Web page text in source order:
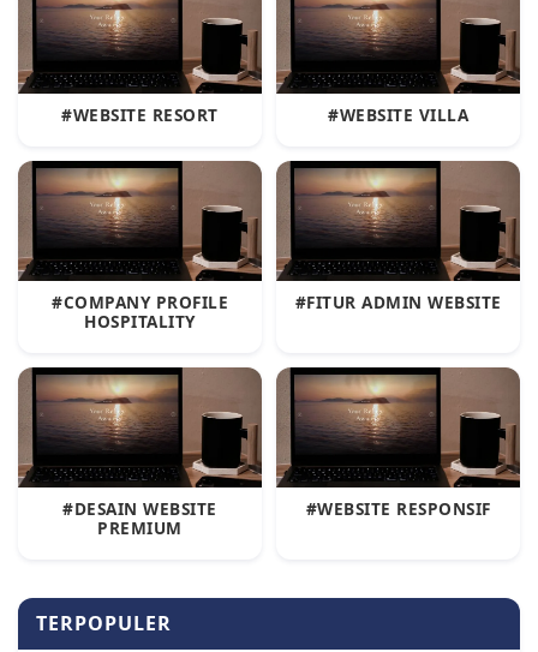
#WEBSITE RESORT #WEBSITE VILLA
#COMPANY PROFILE
HOSPITALITY
#FITUR ADMIN WEBSITE
#DESAIN WEBSITE
PREMIUM
#WEBSITE RESPONSIF
TERPOPULER